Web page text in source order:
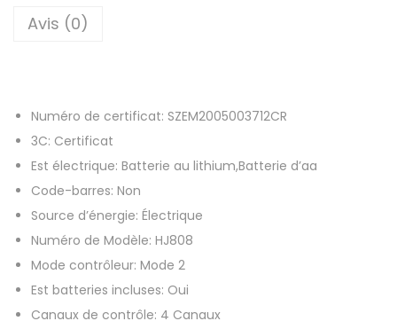
8
2
H
8
R
C
b
a
t
t
e
r
Avis (0)
Numéro de certificat: SZEM2005003712CR
3C: Certificat
Est électrique: Batterie au lithium,Batterie d’aa
Code-barres: Non
Source d’énergie: Électrique
Numéro de Modèle: HJ808
Mode contrôleur: Mode 2
Est batteries incluses: Oui
Canaux de contrôle: 4 Canaux